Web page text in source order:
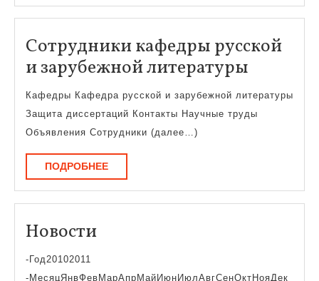
Сотрудники кафедры русской
и зарубежной литературы
русской
Кафедры Кафедра русской и зарубежной литературы
Защита диссертаций Контакты Научные труды
Объявления Сотрудники (далее…)
ПОДРОБНЕЕПОДРОБНЕЕ
Новости
-Год20102011
-МесяцЯнвФевМарАпрМайИюнИюлАвгСенОктНояДек